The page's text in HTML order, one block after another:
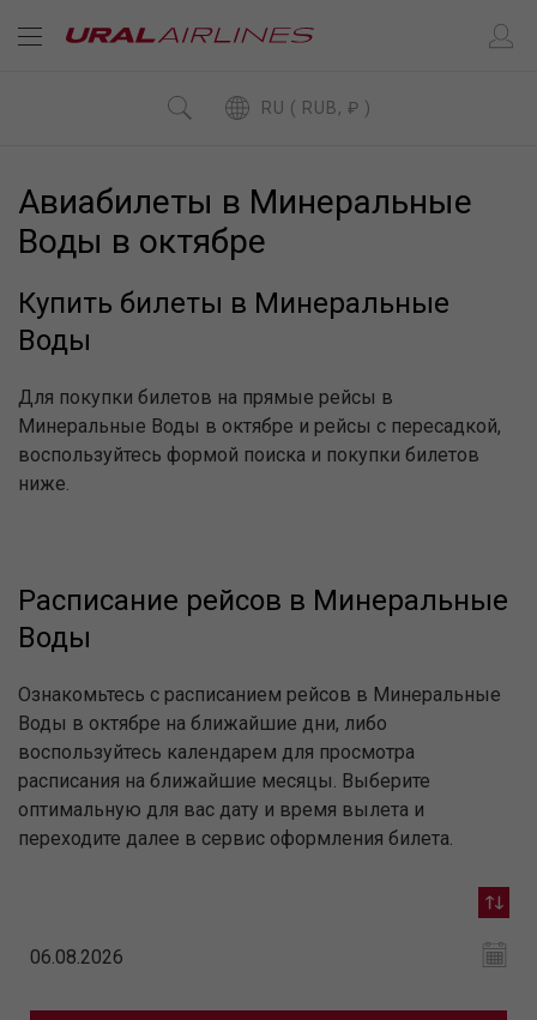
RU ( RUB, ₽ )
Авиабилеты в Минеральные
Воды в октябре
Купить билеты в Минеральные
Воды
Для покупки билетов на прямые рейсы в
Минеральные Воды в октябре и рейсы с пересадкой,
воспользуйтесь формой поиска и покупки билетов
ниже.
Расписание рейсов в Минеральные
Воды
Ознакомьтесь с расписанием рейсов в Минеральные
Воды в октябре на ближайшие дни, либо
воспользуйтесь календарем для просмотра
расписания на ближайшие месяцы. Выберите
оптимальную для вас дату и время вылета и
переходите далее в сервис оформления билета.